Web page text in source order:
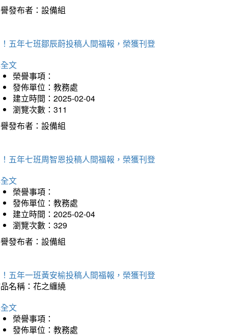
發布者：設備組
五年七班鄒辰蔚投稿人間福報，榮獲刊登
文
榮譽事項：
發佈單位：教務處
建立時間：2025-02-04
瀏覽次數：311
發布者：設備組
五年七班周智恩投稿人間福報，榮獲刊登
文
榮譽事項：
發佈單位：教務處
建立時間：2025-02-04
瀏覽次數：329
發布者：設備組
五年一班黃安榆投稿人間福報，榮獲刊登
名稱：花之纏繞
文
榮譽事項：
發佈單位：教務處